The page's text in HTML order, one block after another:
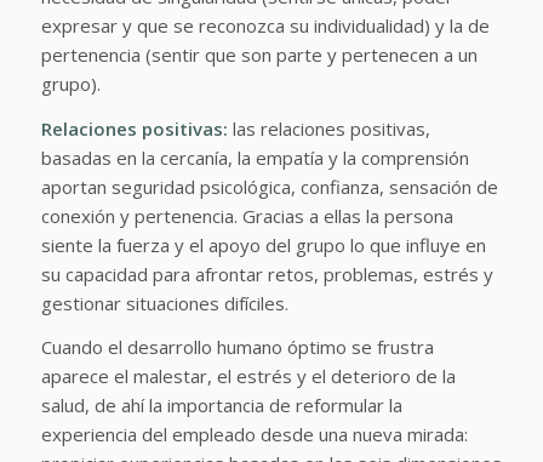
expresar y que se reconozca su individualidad) y la de
pertenencia (sentir que son parte y pertenecen a un
grupo).
Relaciones positivas: las relaciones positivas,
basadas en la cercanía, la empatía y la comprensión
aportan seguridad psicológica, confianza, sensación de
conexión y pertenencia. Gracias a ellas la persona
siente la fuerza y el apoyo del grupo lo que influye en
su capacidad para afrontar retos, problemas, estrés y
gestionar situaciones difíciles.
Cuando el desarrollo humano óptimo se frustra
aparece el malestar, el estrés y el deterioro de la
salud, de ahí la importancia de reformular la
experiencia del empleado desde una nueva mirada: